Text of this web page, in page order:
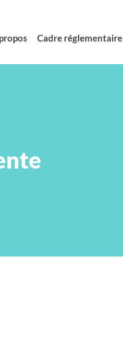
Cadre réglementaire